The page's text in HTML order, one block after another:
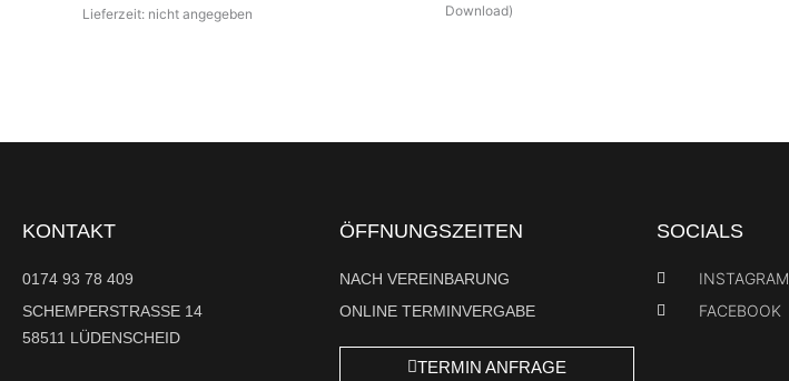
Lieferzeit: nicht angegeben
Download)
KONTAKT
0174 93 78 409
SCHEMPERSTRASSE 14
58511 LÜDENSCHEID
ÖFFNUNGSZEITEN
NACH VEREINBARUNG
ONLINE TERMINVERGABE
TERMIN ANFRAGE
SOCIALS
INSTAGRAM
FACEBOOK